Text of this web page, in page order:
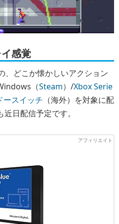
感覚
、どこか懐かしいアクション
（Steam）/Xbox Serie
ースイッチ （海外）を対象に配
近日配信予定です。